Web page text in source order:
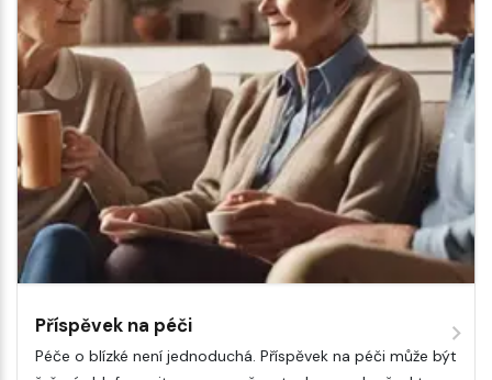
Příspěvek na péči
Péče o blízké není jednoduchá. Příspěvek na péči může být